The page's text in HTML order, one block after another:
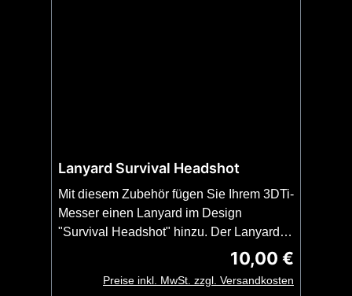
Lanyard Survival Headshot
Mit diesem Zubehör fügen Sie Ihrem 3DTi-
Messer einen Lanyard im Design
"Survival Headshot" hinzu. Der Lanyard
ist als Snake-Knoten geknüpft und passt
Kubotane.Wichtig: Bestellen Sie diesen
Regulärer Preis:
10,00 €
Preise inkl. MwSt. zzgl. Versandkosten